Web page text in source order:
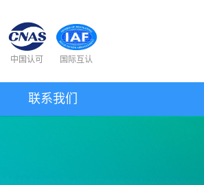
中国认可 国际互认
联系我们